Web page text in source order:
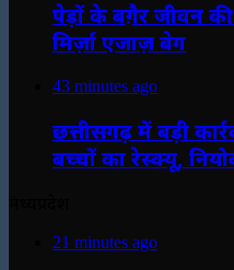
पेड़ों के बग़ैर जीवन
मिर्ज़ा एजाज़ बेग
43 minutes ago
छत्तीसगढ़ में बड़ी
बच्चों का रेस्क्यू,
21 minutes ago